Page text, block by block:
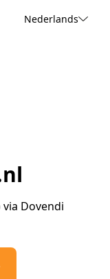
Nederlands
Dovendi